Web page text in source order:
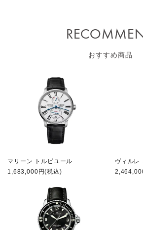
おすすめ商品
マリーン トルピユール
1,683,000円(税込)
ヴィルレ